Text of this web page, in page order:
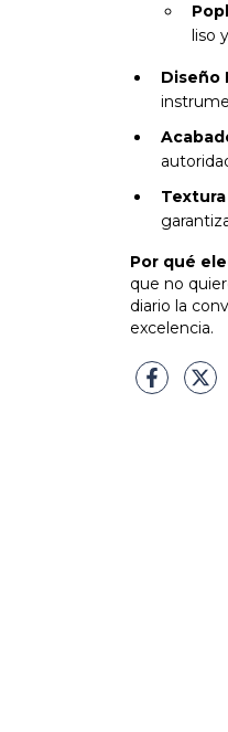
liso
Diseño
Por qué
que no
diario la
excelencia.